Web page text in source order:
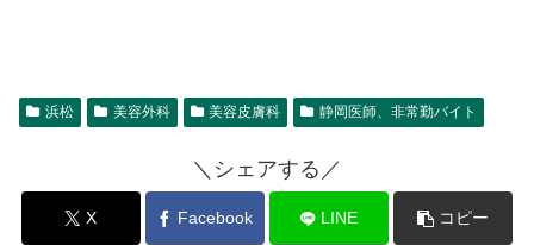
浜松 美容外科 美容皮膚科 静岡医師、非常勤バイト
＼シェアする／
X Facebook LINE コピー